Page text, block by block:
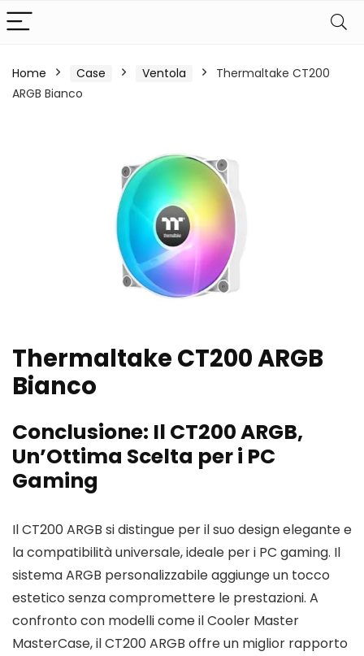
Home Case Ventola
Thermaltake CT200
ARGB Bianco
Thermaltake CT200 ARGB
Bianco
Conclusione: Il CT200 ARGB,
Un’Ottima Scelta per i PC
Gaming
Il CT200 ARGB si distingue per il suo design elegante e
la compatibilità universale, ideale per i PC gaming. Il
sistema ARGB personalizzabile aggiunge un tocco
estetico senza compromettere le prestazioni. A
confronto con modelli come il Cooler Master
MasterCase, il CT200 ARGB offre un miglior rapporto